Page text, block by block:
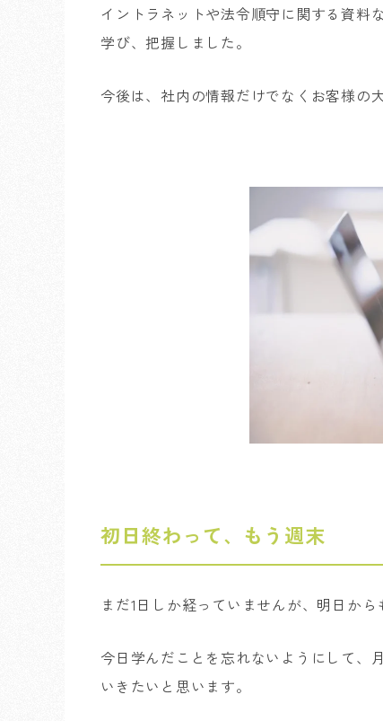
イントラネットや法令順守に関する資料
学び、把握しました。
今後は、社内の情報だけでなくお客様の
初日終わって、もう週末
まだ1日しか経っていませんが、明日から
今日学んだことを忘れないようにして、
いきたいと思います。